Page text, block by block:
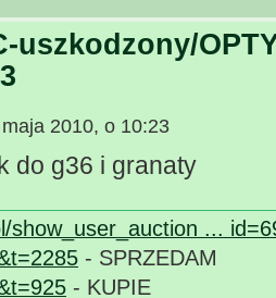
uszkodzony/
2010, o 10:23
do g36 i granaty
show_user_auction ...
- SPRZEDAM
- KUPIE